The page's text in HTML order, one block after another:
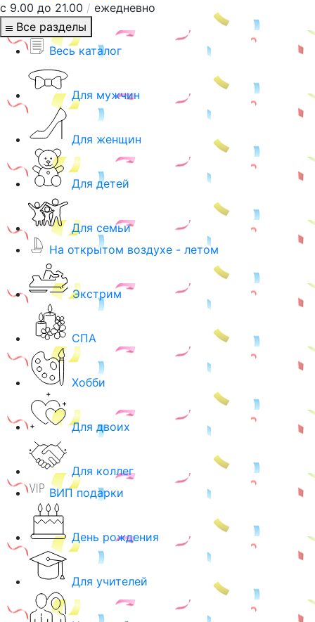
с 9.00 до 21.00 / ежедневно
Все разделы
Весь каталог
Для мужчин
Для женщин
Для детей
Для семьи
На открытом воздухе - летом
Экстрим
СПА
Хобби
Для двоих
Для коллег
ВИП подарки
День рождения
Для учителей